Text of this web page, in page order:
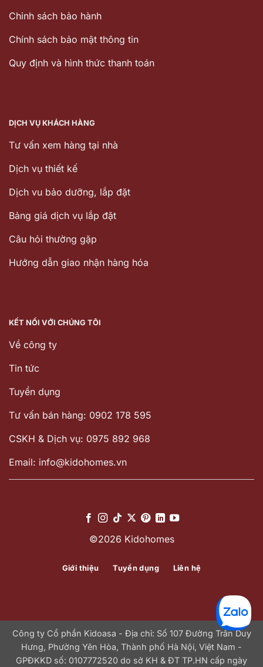
Chinh sách bảo hành
Chính sách bảo mật thông tin
Quy định và hình thức thanh toán
DỊCH VỤ KHÁCH HÀNG
Tư vấn xem hàng tại nhà
Dịch vụ thiết kế
Dịch vu bảo dưỡng, lắp đặt
Bảng giá dịch vụ lắp đặt
Câu hỏi thường gặp
Hướng dẫn giao nhận hàng hóa
KẾT NỐI VỚI CHÚNG TÔI
Về công ty
Tin tức
Tuyển dụng
Tư vấn bán hàng: 0902 178 595
CSKH & Dịch vụ: 0975 892 968
Email: info@kidohomes.vn
©2026 Kidohomes
Giới thiệu Tuyển dụng Liên hệ
Công ty Cổ phần Kidoasa - Địa chỉ: Số 107 Đường Trần Duy
Hưng, Phường Yên Hòa, Thành phố Hà Nội, Việt Nam -
GPĐKKD số: 0107772520 do sở KH & ĐT TP.HN cấp ngày